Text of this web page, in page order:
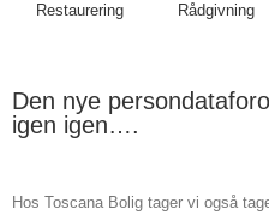
Restaurering
Rådgivning
Den nye
igen igen….
Hos Toscana Bolig tager vi også